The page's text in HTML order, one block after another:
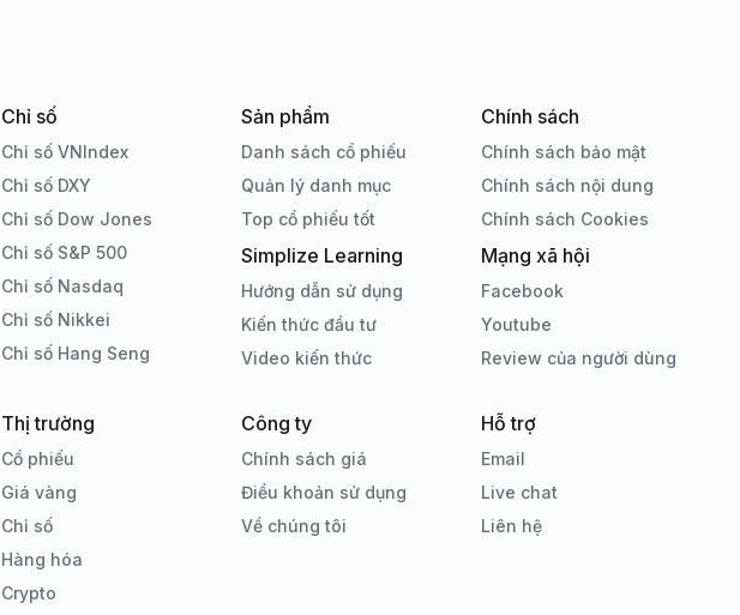
Chỉ số
Chỉ số VNIndex
Chỉ số DXY
Chỉ số Dow Jones
Chỉ số S&P 500
Chỉ số Nasdaq
Chỉ số Nikkei
Chỉ số Hang Seng
Sản phẩm
Danh sách cổ phiếu
Quản lý danh mục
Top cổ phiếu tốt
Simplize Learning
Hướng dẫn sử dụng
Kiến thức đầu tư
Video kiến thức
Chính sách
Chính sách bảo mật
Chính sách nội dung
Chính sách Cookies
Mạng xã hội
Facebook
Youtube
Review của người dùng
Thị trường
Cổ phiếu
Giá vàng
Chỉ số
Hàng hóa
Crypto
Công ty
Chính sách giá
Điều khoản sử dụng
Về chúng tôi
Hỗ trợ
Email
Live chat
Liên hệ